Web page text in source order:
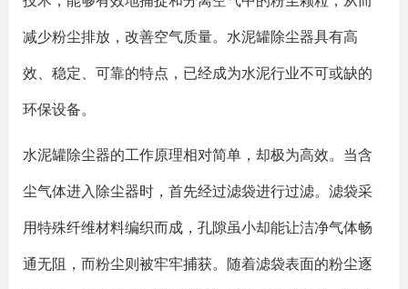
减少粉尘排放，改善空气质量。水泥罐除尘器具有高
效、稳定、可靠的特点，已经成为水泥行业不可或缺的
环保设备。
水泥罐除尘器的工作原理相对简单，却极为高效。当含
尘气体进入除尘器时，首先经过滤袋进行过滤。滤袋采
用特殊纤维材料编织而成，孔隙虽小却能让洁净气体畅
通无阻，而粉尘则被牢牢捕获。随着滤袋表面的粉尘逐